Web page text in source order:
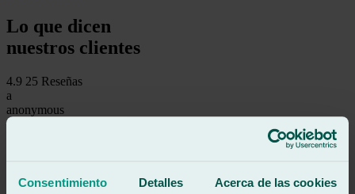
Consentimiento Detalles Acerca de las cookies
Lo que dicen
nuestros clientes
4.9 25 Reseñas
a
anonymous
Reseña de
Trato inmejorable, facilitando totalmente la gestión, inmediatez y